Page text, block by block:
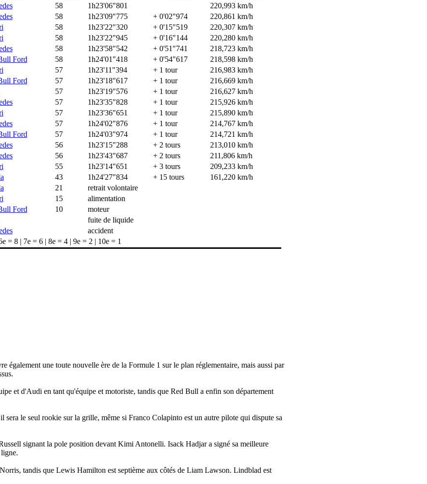
58 1h23'06"801
220,993 km/h
58 1h23'09"775 + 0'02"974
220,861 km/h
58 1h23'22"320 + 0'15"519
220,307 km/h
58 1h23'22"945 + 0'16"144
220,280 km/h
58 1h23'58"542 + 0'51"741
218,723 km/h
Ford 58 1h24'01"418 + 0'54"617
218,598 km/h
57 1h23'11"394 + 1 tour
216,983 km/h
Ford 57 1h23'18"617 + 1 tour
216,669 km/h
57 1h23'19"576 + 1 tour
216,627 km/h
57 1h23'35"828 + 1 tour
215,926 km/h
57 1h23'36"651 + 1 tour
215,890 km/h
57 1h24'02"876 + 1 tour
214,767 km/h
Ford 57 1h24'03"974 + 1 tour
214,721 km/h
56 1h23'15"288 + 2 tours
213,010 km/h
56 1h23'43"687 + 2 tours
211,806 km/h
55 1h23'14"651 + 3 tours
209,233 km/h
43 1h24'27"834 + 15 tours
161,220 km/h
21
retrait volontaire
15
alimentation
Ford 10
moteur
fuite de liquide
accident
= 8 | 7e = 6 | 8e = 4 | 9e = 2 | 10e = 1
également une toute nouvelle ère de la Formule 1 sur le plan réglementaire, mais aussi par
et d'Audi en tant qu'équipe et motoriste, tandis que Red Bull a enfin son département
le seul rookie sur la grille, même si Franco Colapinto est un autre pilote qui dispute sa
signant la pole position devant Kimi Antonelli. Isack Hadjar a signé sa meilleure
tandis que Lewis Hamilton est septième aux côtés de Liam Lawson. Lindblad est